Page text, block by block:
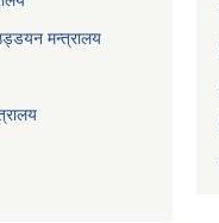
मन्त्रालय